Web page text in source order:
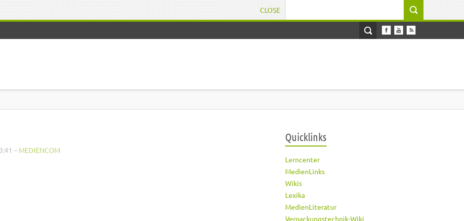
CLOSE
– MEDIENCOM
Quicklinks
Lerncenter
MedienLinks
Wikis
Lexika
MedienLiteratur
Verpackungstechnik-Wiki